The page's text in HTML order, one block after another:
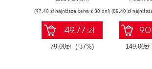
Rozwiązanie
Skutki
Znane zastosowania
Zastosowanie w
(47,40 zł najniższa cena z 30 dni)
49.77 zł
79.00zł (-37%)
(89,40 zł
149.00zł